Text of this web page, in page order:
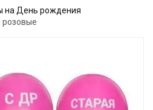
на День рождения
розовые